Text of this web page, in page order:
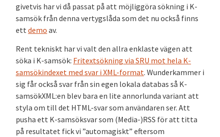
givetvis har vi då passat på att möjliggöra sökning i K-
samsök från denna vertygslåda som det nu också finns
ett demo av.
Rent tekniskt har vi valt den allra enklaste vägen att
söka i K-samsök: Fritextsökning via SRU mot hela K-
samsökindexet med svar i XML-format. Wunderkammer i
sig får också svar från sin egen lokala databas så K-
samsökXML:en blev bara en lite annorlunda variant att
styla om till det HTML-svar som användaren ser. Att
pusha ett K-samsöksvar som (Media-)RSS för att titta
på resultatet fick vi ”automagiskt” eftersom